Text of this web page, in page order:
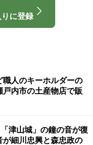
に登録
職人のキーホルダーの
内市の土産物店で販
津山城」の鐘の音が復
が細川忠興と森忠政の